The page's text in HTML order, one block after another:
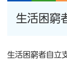
生活困窮
生活困窮者自立